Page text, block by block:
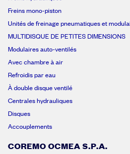
Freins mono-piston
Unités de freinage pneumatiques et
MULTIDISQUE DE PETITES DIMENSIONS
Modulaires auto-ventilés
Avec chambre à air
Refroidis par eau
À double disque ventilé
Centrales hydrauliques
Disques
Accouplements
COREMO OCMEA S.P.A.